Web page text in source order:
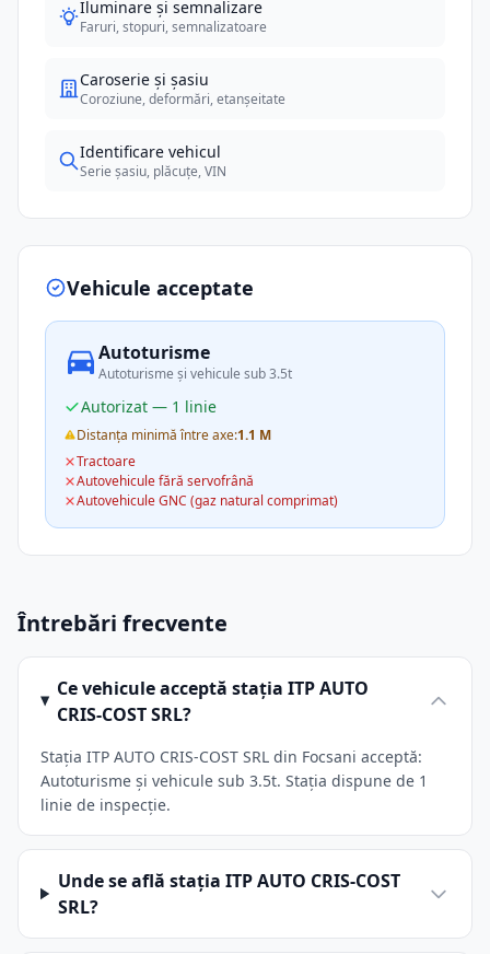
Iluminare și semnalizare
Faruri, stopuri, semnalizatoare
Caroserie și șasiu
Coroziune, deformări, etanșeitate
Identificare vehicul
Serie șasiu, plăcuțe, VIN
Vehicule acceptate
Autoturisme
Autoturisme și vehicule sub 3.5t
Autorizat — 1 linie
Distanța minimă între axe:1.1 M
Tractoare
Autovehicule fără servofrână
Autovehicule GNC (gaz natural comprimat)
Întrebări frecvente
Ce vehicule acceptă stația ITP AUTO
CRIS-COST SRL?
Stația ITP AUTO CRIS-COST SRL din Focsani acceptă:
Autoturisme și vehicule sub 3.5t. Stația dispune de 1
linie de inspecție.
Unde se află stația ITP AUTO CRIS-COST
SRL?